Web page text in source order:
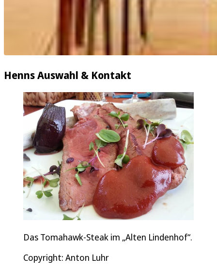
Henns Auswahl & Kontakt
Das Tomahawk-Steak im „Alten Lindenhof“.
Copyright: Anton Luhr